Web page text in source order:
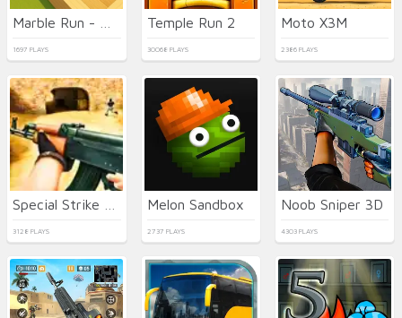
1697 PLAYS
Temple Run 2
30068 PLAYS
Moto X3M
2386 PLAYS
3128 PLAYS
Melon Sandbox
2737 PLAYS
Noob Sniper 3D
4303 PLAYS